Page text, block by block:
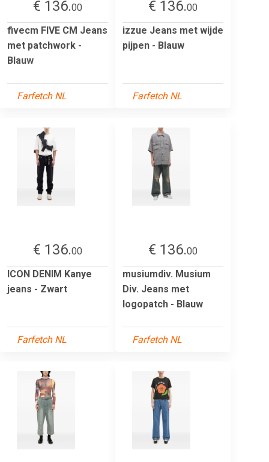
€ 136.00
fivecm FIVE CM Jeans
met patchwork -
Blauw
Farfetch NL
€ 136.00
izzue Jeans met wijde
pijpen - Blauw
Farfetch NL
€ 136.00
ICON DENIM Kanye
jeans - Zwart
Farfetch NL
€ 136.00
musiumdiv. Musium
Div. Jeans met
logopatch - Blauw
Farfetch NL